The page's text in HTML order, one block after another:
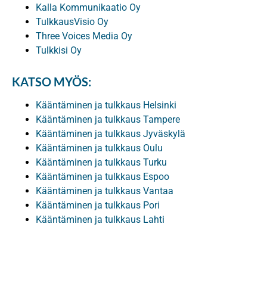
Kalla Kommunikaatio Oy
TulkkausVisio Oy
Three Voices Media Oy
Tulkkisi Oy
KATSO MYÖS:
Kääntäminen ja tulkkaus Helsinki
Kääntäminen ja tulkkaus Tampere
Kääntäminen ja tulkkaus Jyväskylä
Kääntäminen ja tulkkaus Oulu
Kääntäminen ja tulkkaus Turku
Kääntäminen ja tulkkaus Espoo
Kääntäminen ja tulkkaus Vantaa
Kääntäminen ja tulkkaus Pori
Kääntäminen ja tulkkaus Lahti